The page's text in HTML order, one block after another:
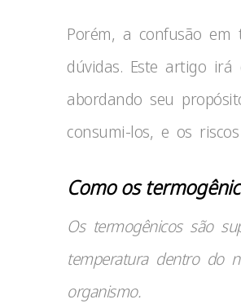
Porém, a confusão
dúvidas. Este artigo irá
abordando seu
consumi-los, e os
Como os
Os termogênicos são
temperatura dentro do
organismo.